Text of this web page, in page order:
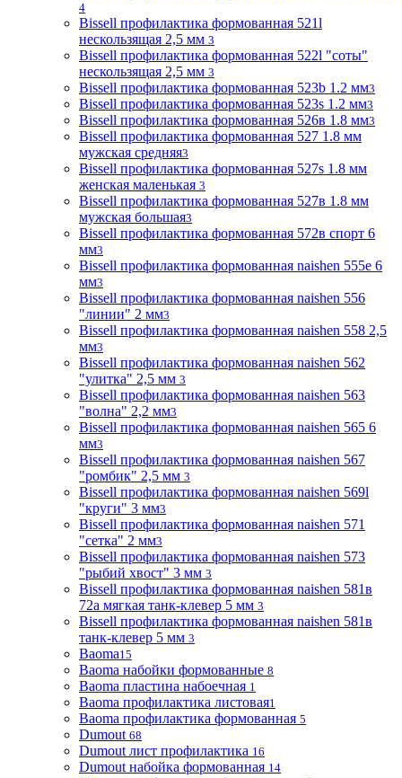
4
Bissell профилактика формованная 521l
нескользящая 2,5 мм 3
Bissell профилактика формованная 522l "соты"
нескользящая 2,5 мм 3
Bissell профилактика формованная 523b 1.2 мм3
Bissell профилактика формованная 523s 1.2 мм3
Bissell профилактика формованная 526в 1.8 мм3
Bissell профилактика формованная 527 1.8 мм
мужская средняя3
Bissell профилактика формованная 527s 1.8 мм
женская маленькая 3
Bissell профилактика формованная 527в 1.8 мм
мужская большая3
Bissell профилактика формованная 572в спорт 6
мм3
Bissell профилактика формованная naishen 555е 6
мм3
Bissell профилактика формованная naishen 556
"линии" 2 мм3
Bissell профилактика формованная naishen 558 2,5
мм3
Bissell профилактика формованная naishen 562
"улитка" 2,5 мм 3
Bissell профилактика формованная naishen 563
"волна" 2,2 мм3
Bissell профилактика формованная naishen 565 6
мм3
Bissell профилактика формованная naishen 567
"ромбик" 2,5 мм 3
Bissell профилактика формованная naishen 569l
"круги" 3 мм3
Bissell профилактика формованная naishen 571
"сетка" 2 мм3
Bissell профилактика формованная naishen 573
"рыбий хвост" 3 мм 3
Bissell профилактика формованная naishen 581в
72а мягкая танк-клевер 5 мм 3
Bissell профилактика формованная naishen 581в
танк-клевер 5 мм 3
Baoma15
Baoma набойки формованные 8
Baoma пластина набоечная 1
Baoma профилактика листовая1
Baoma профилактика формованная 5
Dumout 68
Dumout лист профилактика 16
Dumout набойка формованная 14